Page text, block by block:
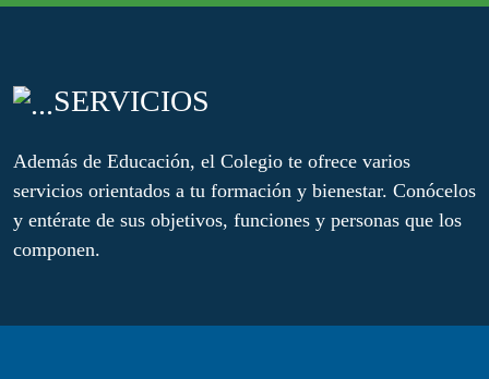
SERVICIOS
Además de Educación, el Colegio te ofrece varios
servicios orientados a tu formación y bienestar. Conócelos
y entérate de sus objetivos, funciones y personas que los
componen.